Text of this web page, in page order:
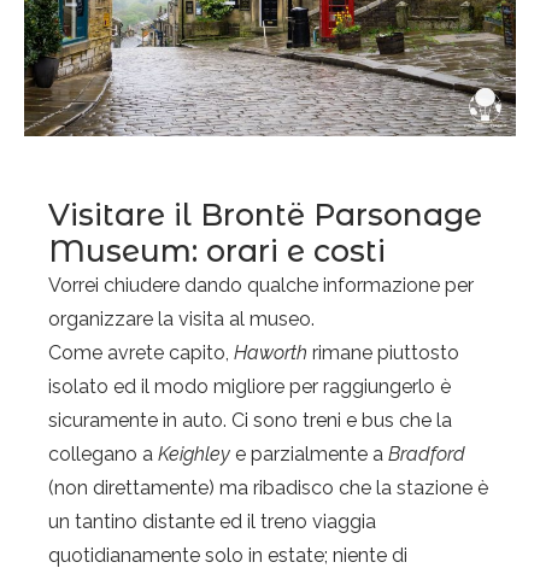
Visitare il Brontë Parsonage
Museum: orari e costi
Vorrei chiudere dando qualche informazione per
organizzare la visita al museo.
Come avrete capito, Haworth rimane piuttosto
isolato ed il modo migliore per raggiungerlo è
sicuramente in auto. Ci sono treni e bus che la
collegano a Keighley e parzialmente a Bradford
(non direttamente) ma ribadisco che la stazione è
un tantino distante ed il treno viaggia
quotidianamente solo in estate; niente di